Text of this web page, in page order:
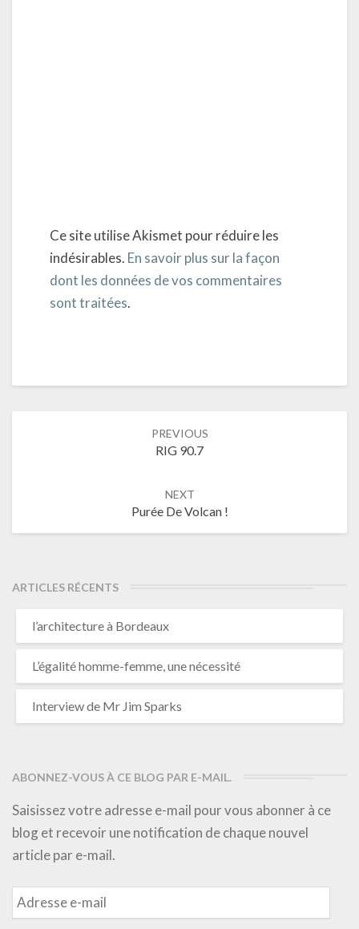
Ce site utilise Akismet pour réduire les
indésirables. En savoir plus sur la façon
dont les données de vos commentaires
sont traitées.
PREVIOUS
RIG 90.7
NEXT
Purée De Volcan !
ARTICLES RÉCENTS
l’architecture à Bordeaux
L’égalité homme-femme, une nécessité
Interview de Mr Jim Sparks
ABONNEZ-VOUS À CE BLOG PAR E-MAIL.
Saisissez votre adresse e-mail pour vous abonner à ce
blog et recevoir une notification de chaque nouvel
article par e-mail.
Adresse
e-